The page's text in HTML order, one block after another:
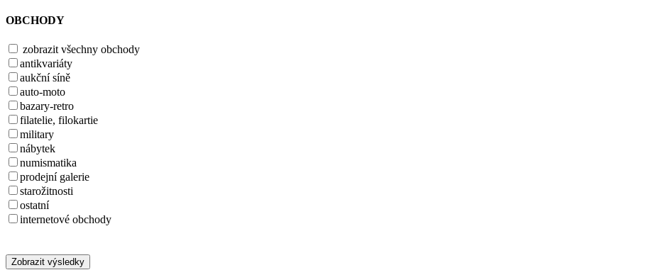
OBCHODY
zobrazit všechny obchody
antikvariáty
aukční síně
auto-moto
bazary-retro
filatelie, filokartie
military
nábytek
numismatika
prodejní galerie
starožitnosti
ostatní
internetové obchody
Zobrazit výsledky